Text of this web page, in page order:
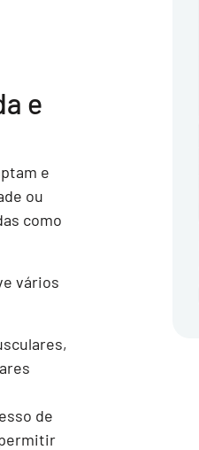
e
e
ou
como
vários
de